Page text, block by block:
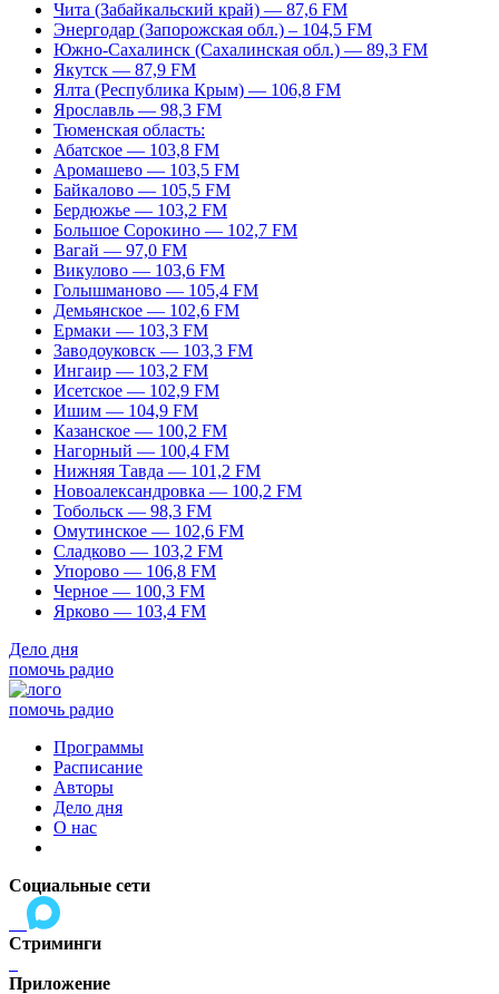
Чита (Забайкальский край) — 87,6 FM
Энергодар (Запорожская обл.) – 104,5 FM
Южно-Сахалинск (Сахалинская обл.) — 89,3 FM
Якутск — 87,9 FM
Ялта (Республика Крым) — 106,8 FM
Ярославль — 98,3 FM
Тюменская область:
Абатское — 103,8 FM
Аромашево — 103,5 FM
Байкалово — 105,5 FM
Бердюжье — 103,2 FM
Большое Сорокино — 102,7 FM
Вагай — 97,0 FM
Викулово — 103,6 FM
Голышманово — 105,4 FM
Демьянское — 102,6 FM
Ермаки — 103,3 FM
Заводоуковск — 103,3 FM
Ингаир — 103,2 FM
Исетское — 102,9 FM
Ишим — 104,9 FM
Казанское — 100,2 FM
Нагорный — 100,4 FM
Нижняя Тавда — 101,2 FM
Новоалександровка — 100,2 FM
Тобольск — 98,3 FM
Омутинское — 102,6 FM
Сладково — 103,2 FM
Упорово — 106,8 FM
Черное — 100,3 FM
Ярково — 103,4 FM
Дело дня
помочь радио
помочь радио
Программы
Расписание
Авторы
Дело дня
О нас
Социальные сети
Стриминги
Приложение